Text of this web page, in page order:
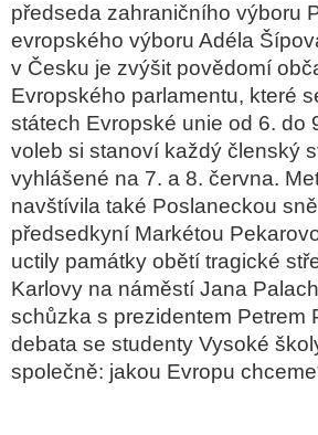
předseda zahraničního výboru
evropského výboru Adéla
v Česku je zvýšit povědomí
Evropského parlamentu, které
státech Evropské unie od 6. do
voleb si stanoví každý členský
vyhlášené na 7. a 8. června.
navštívila také Poslaneckou
předsedkyní Markétou
uctily památky obětí tragické
Karlovy na náměstí Jana
schůzka s prezidentem Petrem
debata se studenty Vysoké
společně: jakou Evropu